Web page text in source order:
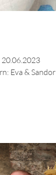
20.06.2023
Eva & Sandor